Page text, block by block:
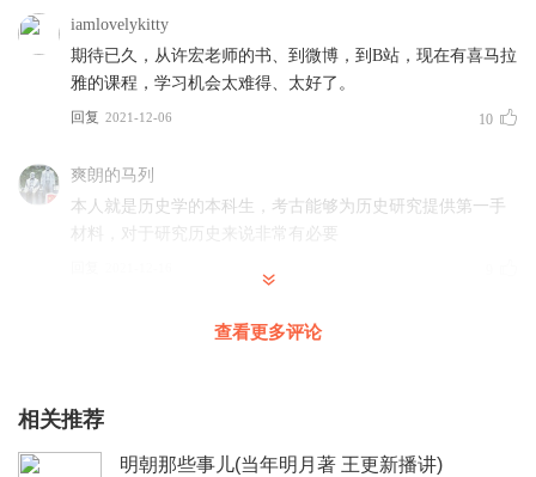
iamlovelykitty
期待已久，从许宏老师的书、到微博，到B站，现在有喜马拉
雅的课程，学习机会太难得、太好了。
回复 2021-12-06 10
爽朗的马列
本人就是历史学的本科生，考古能够为历史研究提供第一手
材料，对于研究历史来说非常有必要
与人类活动有关的遗存研究人类的文化与社会的发展和变化
可以听到许宏老师的专辑《宏观考古》，既可以增长知识，
查看更多评论
相关推荐
明朝那些事儿(当年明月著 王更新播讲)